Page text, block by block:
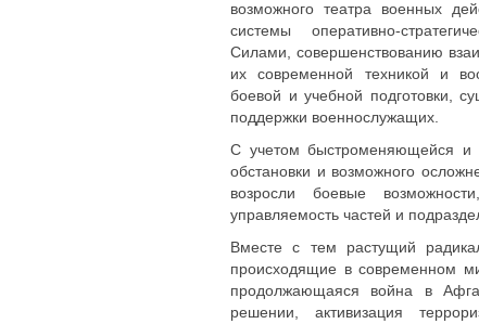
возможного театра военных
системы оперативно-
Силами, совершенствованию
их современной техникой и
боевой и учебной подготовки,
поддержки военнослужащих.
С учетом быстроменяющейся и
обстановки и возможного
возросли боевые
управляемость частей и
Вместе с тем растущий
происходящие в современном
продолжающаяся война в
решении, активизация